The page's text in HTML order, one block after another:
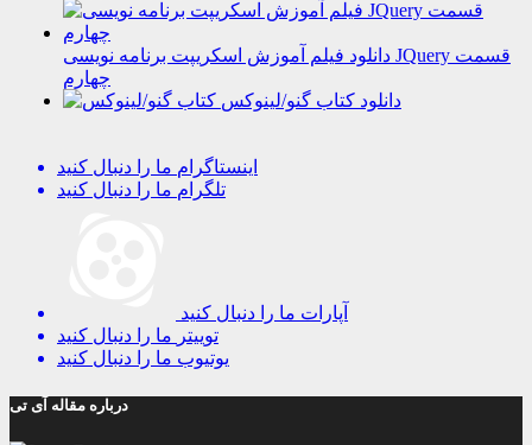
دانلود فیلم آموزش اسکریپت برنامه نویسی JQuery قسمت
چهارم
دانلود کتاب گنو/لینوکس
اینستاگرام ما را دنبال کنید
تلگرام ما را دنبال کنید
آپارات ما را دنبال کنید
توییتر ما را دنبال کنید
یوتیوب ما را دنبال کنید
درباره مقاله آی تی